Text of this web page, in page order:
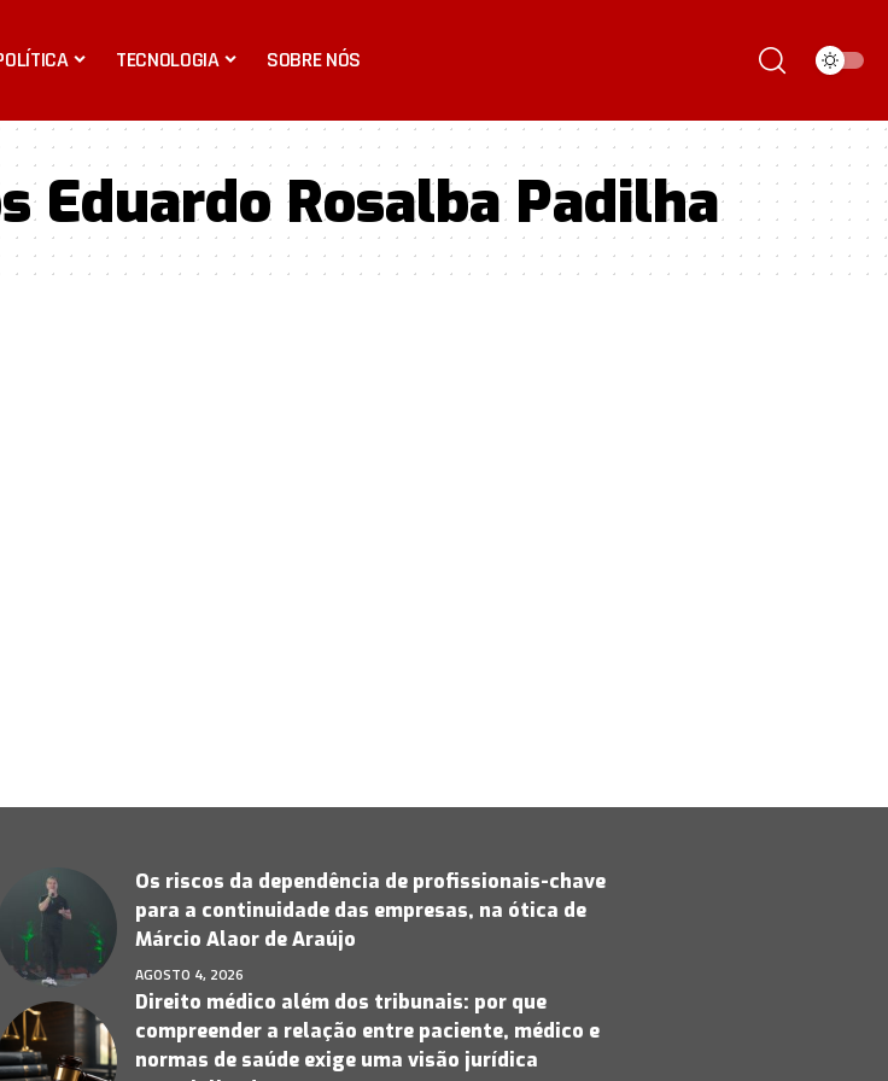
TECNOLOGIA SOBRE NÓS
Eduardo Rosalba Padilha
Os riscos da dependência de profissionais-chave
para a continuidade das empresas, na ótica de
Márcio Alaor de Araújo
AGOSTO 4, 2026
Direito médico além dos tribunais: por que
compreender a relação entre paciente, médico e
normas de saúde exige uma visão jurídica